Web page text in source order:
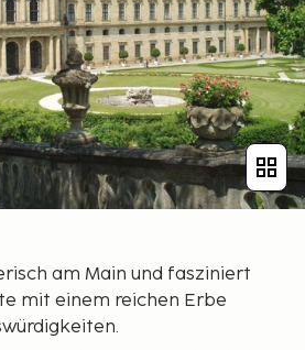
am Main und fasziniert
mit einem reichen Erbe